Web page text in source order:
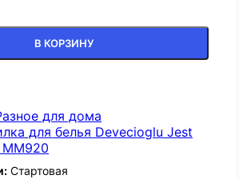
В КОРЗИНУ
для дома
для белья Devecioglu Jest
MM920
Стартовая